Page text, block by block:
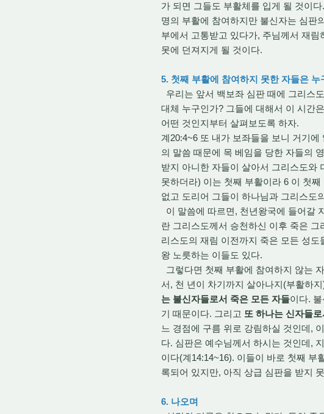
가 되면 그들도 부활체를 입게 될 것이
명의 부활에 참여하지만 불신자는 심판
부에서 고통받고 있다가, 주님께서 재
못에 던져지게 될 것이다.
5. 첫째 부활에 참여하지 못한 자들은 누
우리는 앞서 백보좌 심판 때에 그리스
대체 누구인가? 그들에 대해서 이 시간
어떤 것인지부터 살펴보도록 하자.
계20:4~6 또 내가 보좌들을 보니 거기
의 말씀 때문에 목 베임을 당한 자들의
받지 아니한 자들이 살아서 그리스도와
못하더라) 이는 첫째 부활이라 6 이 첫
없고 도리어 그들이 하나님과 그리스도
이 말씀에 따르면, 천년왕국에 들어갈
란 그리스도께서 승천하신 이후 죽은
리스도의 재림 이전까지 죽은 모든 성
왕 노릇하는 이들도 있다.
그렇다면 첫째 부활에 참여하지 않는
서, 천 년이 차기까지 살아나지(부활하
는 불신자들로서 죽은 모든 자들이다.
기 때문이다. 그리고 또 하나는 신자들
느 경점에 구름 위로 강림하실 것인데,
다. 심판은 예수님께서 하시는 것인데,
이다(계14:14~16). 이들이 바로 첫째 부
록되어 있지만, 아직 상급 심판을 받지
6. 나오며